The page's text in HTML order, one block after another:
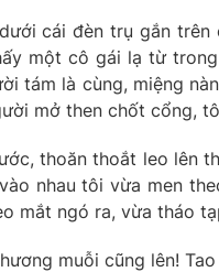
cái đèn trụ gắn
một cô gái lạ từ
tám là cùng, miệng
mở then chốt cổng,
thoăn thoắt leo lên
nhau tôi vừa men
mắt ngó ra, vừa tháo
muỗi cũng lên!